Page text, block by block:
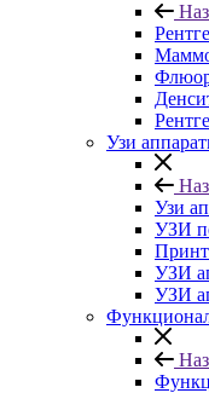
Узи
Узи
УЗИ
УЗИ
УЗИ